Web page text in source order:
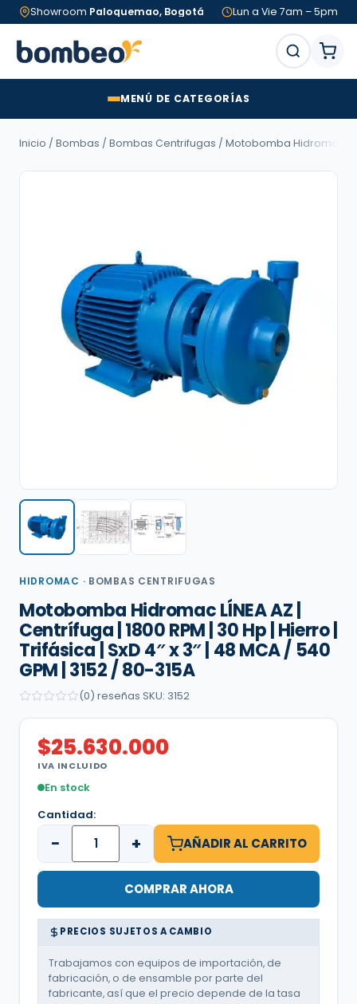
Showroom Paloquemao, Bogotá Lun a Vie 7am – 5pm
MENÚ DE CATEGORÍAS
Inicio / Bombas / Bombas Centrifugas / Motobomba Hidromac
HIDROMAC · BOMBAS CENTRIFUGAS
Motobomba Hidromac LÍNEA AZ |
Centrífuga | 1800 RPM | 30 Hp | Hierro |
Trifásica | SxD 4″ x 3″ | 48 MCA / 540
GPM | 3152 / 80-315A
(0) reseñas SKU: 3152
$25.630.000
IVA INCLUIDO
En stock
Cantidad:
− + AÑADIR AL CARRITO
COMPRAR AHORA
PRECIOS SUJETOS A CAMBIO
Trabajamos con equipos de importación, de
fabricación, o de ensamble por parte del
fabricante, así que el precio depende de la tasa